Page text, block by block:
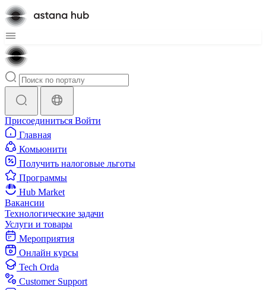
Присоединиться Войти
Главная
Комьюнити
Получить налоговые льготы
Программы
Hub Market
Вакансии
Технологические задачи
Услуги и товары
Мероприятия
Онлайн курсы
Tech Orda
Customer Support